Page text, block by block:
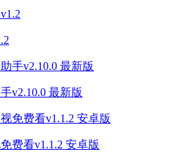
v2.10.0 最新版
费看v1.1.2 安卓版